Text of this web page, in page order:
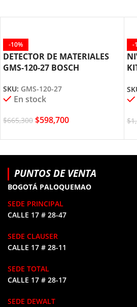
-10%
DETECTOR DE MATERIALES
GMS-120-27 BOSCH
SKU: GMS-120-27
En stock
$665,300 $598,700
-
$
PUNTOS DE VENTA
BOGOTÁ PALOQUEMAO
SEDE PRINCIPAL
CALLE 17 # 28-47
SEDE CLAUSER
CALLE 17 # 28-11
SEDE TOTAL
CALLE 17 # 28-17
SEDE DEWALT